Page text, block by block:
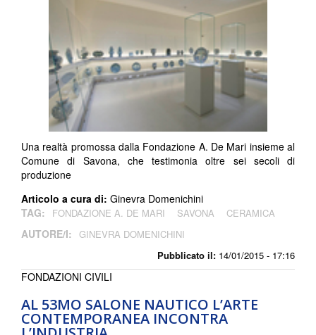
Pubblicato il: 14/01/2015 - 17:16
Una realtà promossa dalla Fondazione A. De Mari insieme al
Comune di Savona, che testimonia oltre sei secoli di
produzione
Articolo a cura di: Ginevra Domenichini
TAG:
FONDAZIONE A. DE MARI SAVONA CERAMICA
AUTORE/I: GINEVRA DOMENICHINI
AL 53MO SALONE NAUTICO L’ARTE
CONTEMPORANEA INCONTRA
FONDAZIONI CIVILI